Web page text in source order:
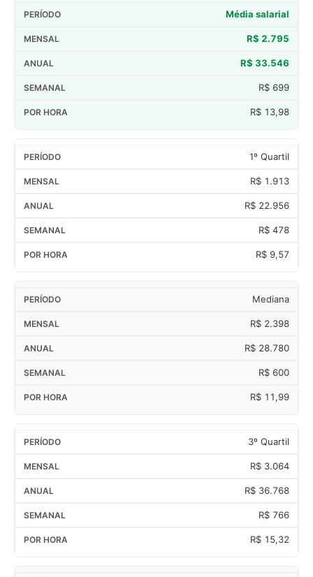
Média salarial
R$ 2.795
R$ 33.546
R$ 699
R$ 13,98
1º Quartil
R$ 1.913
R$ 22.956
R$ 478
R$ 9,57
Mediana
R$ 2.398
R$ 28.780
R$ 600
R$ 11,99
3º Quartil
R$ 3.064
R$ 36.768
R$ 766
R$ 15,32